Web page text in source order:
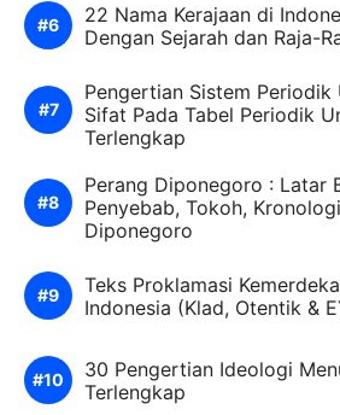
22 Nama Kerajaan di
Dengan Sejarah dan Raja-
Pengertian Sistem
Sifat Pada Tabel Periodik
Terlengkap
Perang Diponegoro : Latar
Penyebab, Tokoh,
Diponegoro
Teks Proklamasi
Indonesia (Klad, Otentik &
30 Pengertian Ideologi
Terlengkap